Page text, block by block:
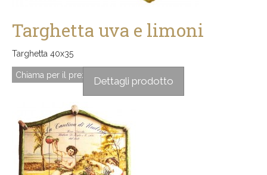
Targhetta uva e limoni
Targhetta 40x35
Chiama per il prezzo
Dettagli prodotto